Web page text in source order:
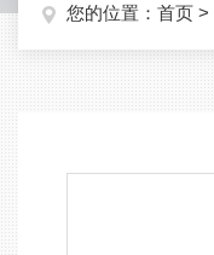
您的位置： 首页 >